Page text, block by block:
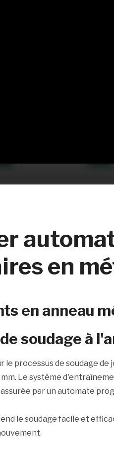
en
en anneau
soudage à
le processus de soudage
mm. Le système
par un automate
le soudage facile et